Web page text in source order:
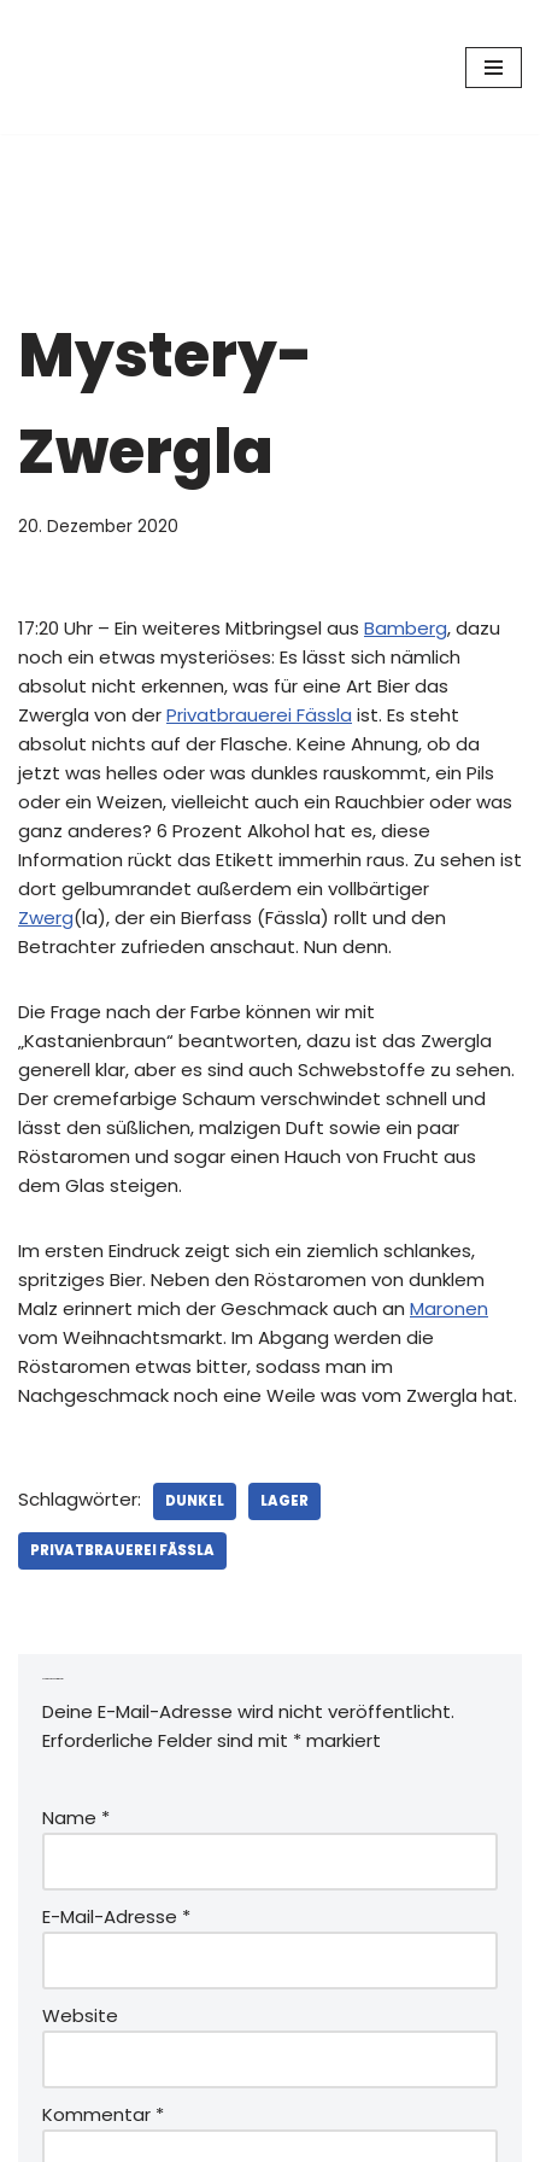
Mystery-
Zwergla
20. Dezember 2020
17:20 Uhr – Ein weiteres Mitbringsel aus Bamberg, dazu
noch ein etwas mysteriöses: Es lässt sich nämlich
absolut nicht erkennen, was für eine Art Bier das
Zwergla von derPrivatbrauerei Fässla ist. Es steht
absolut nichts auf der Flasche. Keine Ahnung, ob da
jetzt was helles oder was dunkles rauskommt, ein Pils
oder ein Weizen, vielleicht auch ein Rauchbier oder was
ganz anderes? 6 Prozent Alkohol hat es, diese
Information rückt das Etikett immerhin raus. Zu sehen ist
dort gelbumrandet außerdem ein vollbärtiger
Zwerg(la), der ein Bierfass (Fässla) rollt und den
Betrachter zufrieden anschaut. Nun denn.
Die Frage nach der Farbe können wir mit
„Kastanienbraun“ beantworten, dazu ist das Zwergla
generell klar, aber es sind auch Schwebstoffe zu sehen.
Der cremefarbige Schaum verschwindet schnell und
lässt den süßlichen, malzigen Duft sowie ein paar
Röstaromen und sogar einen Hauch von Frucht aus
dem Glas steigen.
Im ersten Eindruck zeigt sich ein ziemlich schlankes,
spritziges Bier. Neben den Röstaromen von dunklem
Malz erinnert mich der Geschmack auch an Maronen
vom Weihnachtsmarkt. Im Abgang werden die
Röstaromen etwas bitter, sodass man im
Nachgeschmack noch eine Weile was vom Zwergla hat.
Schlagwörter: DUNKEL LAGER
PRIVATBRAUEREI FÄSSLA
Deine E-Mail-Adresse wird nicht veröffentlicht.
Erforderliche Felder sind mit *markiert
Name *
E-Mail-Adresse *
Website
Kommentar *